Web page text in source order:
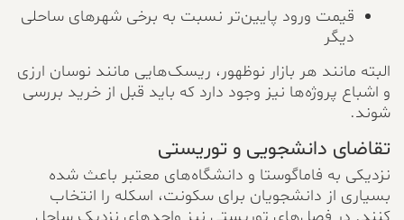
قیمت ورود پایین‌تر نسبت به برخی شهرهای ساحلی
دیگر
البته مانند هر بازار نوظهور، ریسک‌هایی مانند نوسان ارزی
و اشباع پروژه‌ها نیز وجود دارد که باید قبل از خرید بررسی
شوند.
تقاضای دانشجویی و توریستی
نزدیکی به فاماگوستا و دانشگاه‌های معتبر باعث شده
بسیاری از دانشجویان برای سکونت، اسکله را انتخاب